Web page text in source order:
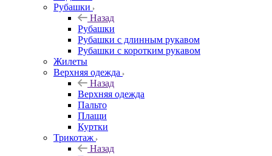
Рубашки
Назад
Рубашки
Рубашки с длинным рукавом
Рубашки с коротким рукавом
Жилеты
Верхняя одежда
Назад
Верхняя одежда
Пальто
Плащи
Куртки
Трикотаж
Назад